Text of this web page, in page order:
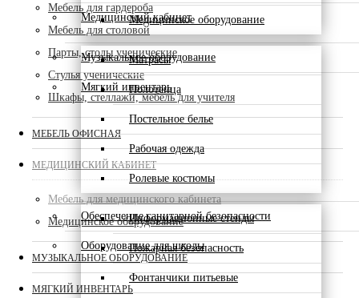
Медицинский кабинет
Медицинское оборудование
Музыкальное оборудование
Мягкий инвентарь
Матрасы
Полотенца
Постельное белье
Рабочая одежда
Ролевые костюмы
Обеспечение санитарной безопасности
Оборудование для школы
Информационные стенды
Пожарная безопасность
Фонтанчики питьевые
Мебель для гардероба
Мебель для столовой
Парты, столы ученические
Стулья ученические
Шкафы, стеллажи, мебель для учителя
МЕБЕЛЬ ОФИСНАЯ
МЕДИЦИНСКИЙ КАБИНЕТ
Мебель для медицинского кабинета
Медицинское оборудование
МУЗЫКАЛЬНОЕ ОБОРУДОВАНИЕ
МЯГКИЙ ИНВЕНТАРЬ